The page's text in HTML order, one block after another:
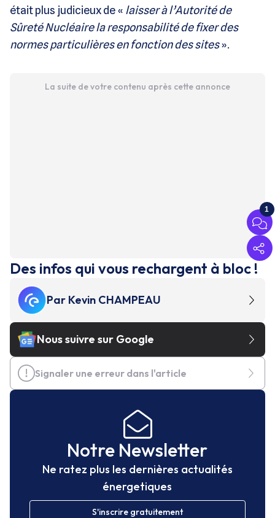
était plus judicieux de « laisser à l’Autorité de
Sûreté Nucléaire la responsabilité de fixer des
normes particulières en fonction des sites».
La suite de votre contenu après cette annonce
1
Des infos qui vous rechargent à bloc !
Par Kevin CHAMPEAU
Nous suivre sur Google
Signaler une erreur dans l'article
Notre Newsletter
Ne ratez plus les dernières actualités
énergetiques
S'inscrire gratuitement